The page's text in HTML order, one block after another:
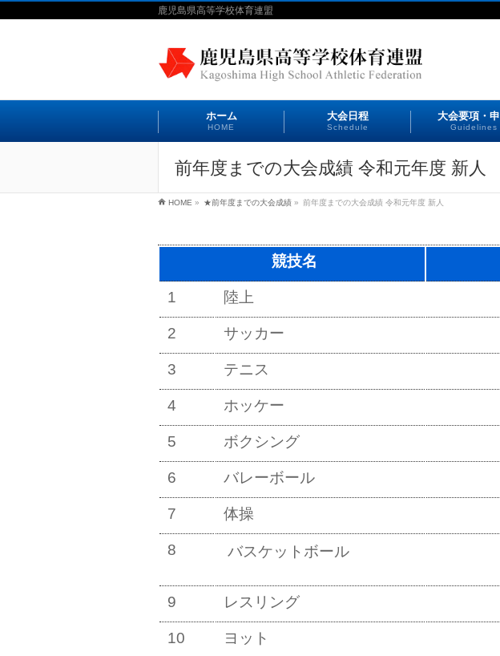
鹿児島県高等学校体育連盟
ホーム
HOME
大会日程
Schedule
大会要項・
Guidelines
前年度までの大会成績 令和元年度 新人
HOME » ★前年度までの大会成績 » 前年度までの大会成績 令和元年度 新人
競技名
1 陸上
2 サッカー
3 テニス
4 ホッケー
5 ボクシング
6 バレーボール
7 体操
8 バスケットボール
9 レスリング
10 ヨット